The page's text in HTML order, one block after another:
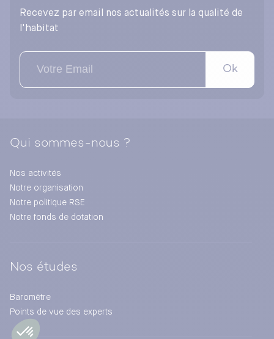
Recevez par email nos actualités sur la qualité de
l'habitat
Ok
Qui sommes-nous ?
Nos activités
Notre organisation
Notre politique RSE
Notre fonds de dotation
Nos études
Baromètre
Points de vue des experts